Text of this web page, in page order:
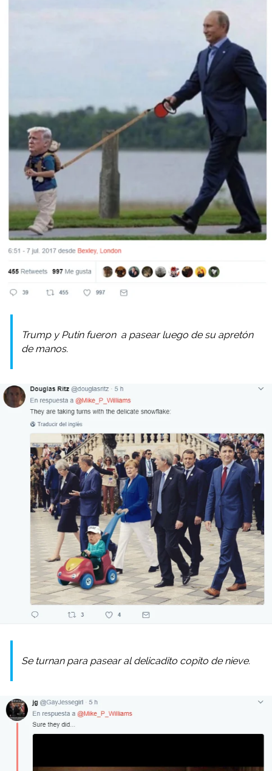
Trump y Putin fueron a pasear luego de su apretón
de manos.
Se turnan para pasear al delicadito copito de nieve.